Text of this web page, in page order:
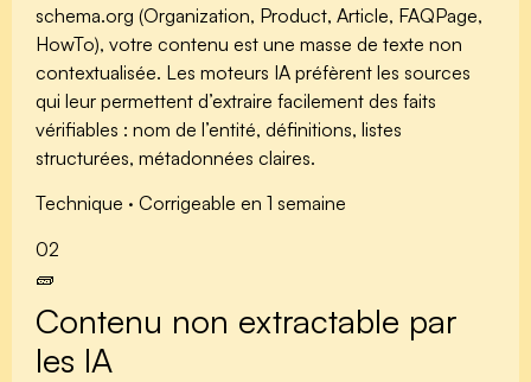
schema.org (Organization, Product, Article, FAQPage,
HowTo), votre contenu est une masse de texte non
contextualisée. Les moteurs IA préfèrent les sources
qui leur permettent d’extraire facilement des faits
vérifiables : nom de l’entité, définitions, listes
structurées, métadonnées claires.
Technique · Corrigeable en 1 semaine
02
🧱
Contenu non extractable par
les IA